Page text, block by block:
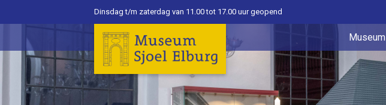
Dinsdag t/m zaterdag van 11.00 tot 17.00 uur geopend
Museum